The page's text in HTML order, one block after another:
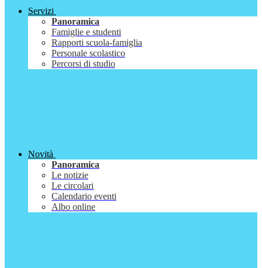
Servizi
Panoramica
Famiglie e studenti
Rapporti scuola-famiglia
Personale scolastico
Percorsi di studio
Novità
Panoramica
Le notizie
Le circolari
Calendario eventi
Albo online